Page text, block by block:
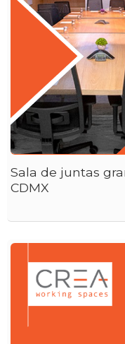
Sala de juntas
CDMX